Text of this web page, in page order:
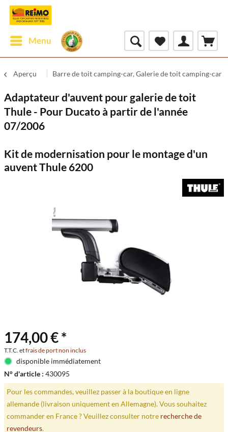
Menu
Aperçu Barre de toit camping-car, Galerie de toit camping-car
Adaptateur d'auvent pour galerie de toit
Thule - Pour Ducato à partir de l'année
07/2006
Kit de modernisation pour le montage d'un
auvent Thule 6200
174,00 € *
T.T.C. etfrais de port non inclus
disponible immédiatement
N° d'article : 430095
Pour les commandes, veuillez passer à la boutique en ligne
allemande (livraison uniquement en Allemagne). Vous souhaitez
commander en France ? Veuillez consulter notre recherche de
revendeurs.